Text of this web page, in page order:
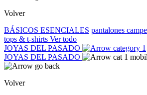
Volver
BÁSICOS ESENCIALES pantalones
tops & t-shirts Ver todo
JOYAS DEL PASADO
JOYAS DEL PASADO
Volver